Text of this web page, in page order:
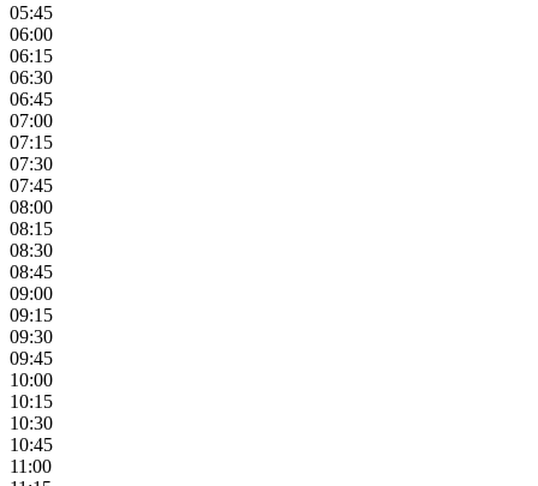
05:45
06:00
06:15
06:30
06:45
07:00
07:15
07:30
07:45
08:00
08:15
08:30
08:45
09:00
09:15
09:30
09:45
10:00
10:15
10:30
10:45
11:00